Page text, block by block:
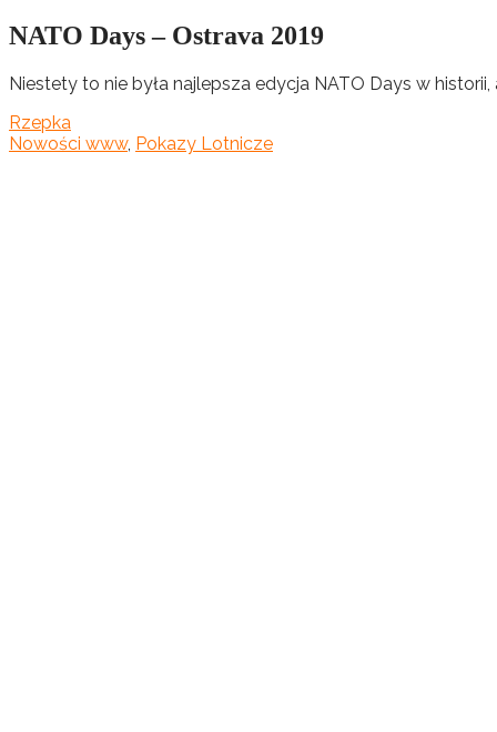
NATO Days – Ostrava 2019
Niestety to nie była najlepsza edycja NATO Days w
Rzepka
Nowości www, Pokazy Lotnicze